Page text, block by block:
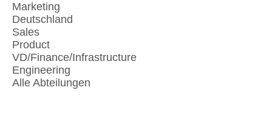
Marketing
Deutschland
Sales
Product
VD/Finance/Infrastructure
Engineering
Alle Abteilungen